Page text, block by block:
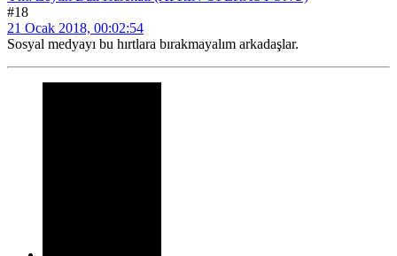
#18
21 Ocak 2018, 00:02:54
Sosyal medyayı bu hırtlara bırakmayalım arkadaşlar.